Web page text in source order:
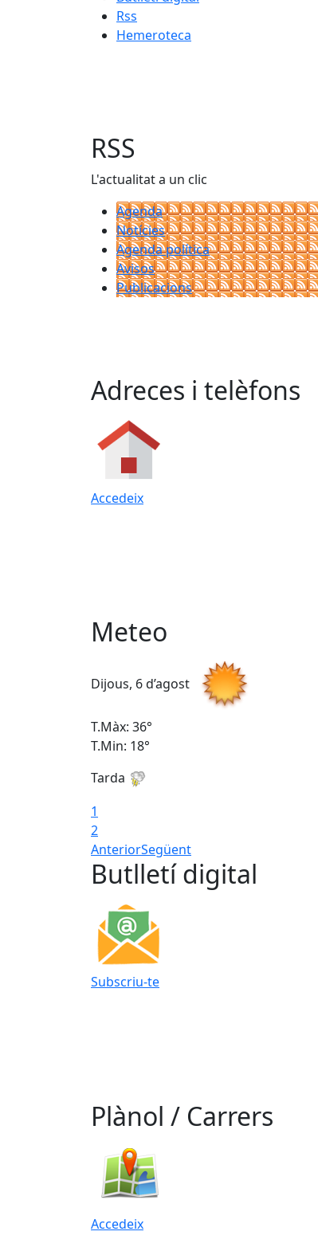
Rss
Hemeroteca
RSS
L'actualitat a un clic
Agenda
Notícies
Agenda política
Avisos
Publicacions
Adreces i telèfons
Accedeix
Meteo
Dijous, 6 d’agost
T.Màx: 36°
T.Min: 18°
Tarda
1
2
AnteriorSegüent
Butlletí digital
Subscriu-te
Plànol / Carrers
Accedeix